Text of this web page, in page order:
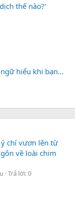
thế nào?'
hiểu khi bạn…
chí vươn lên từ
về loài chim
Trả lời: 0